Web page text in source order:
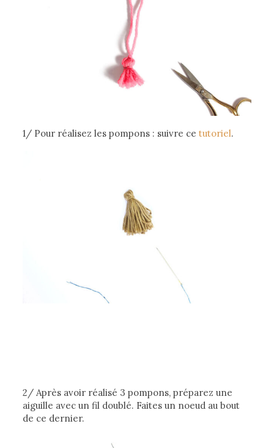
1/ Pour réalisez les pompons : suivre cetutoriel.
2/ Après avoir réalisé 3 pompons, préparez une
aiguille avec un fil doublé. Faites un noeud au bout
de ce dernier.